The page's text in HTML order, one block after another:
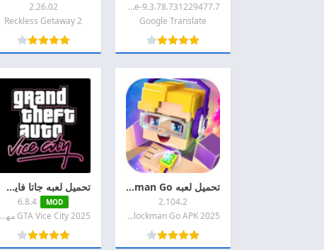
9.3.78.731229477.7-release
Google Translate
2.26.02
Reckless Getaway 2
تحميل لعبه Blockman Go مهكره 2026 اخر اصدار APK + MOD للاندرويد
2.104.2
2025 Blockman Go APK مهكره
تحميل لعبه جاتا فايس سيتي مهكره 2026 GTA Vice City APK اخر اصدار للاندرويد
MOD
6.8.4
2025 GTA Vice City مهكره